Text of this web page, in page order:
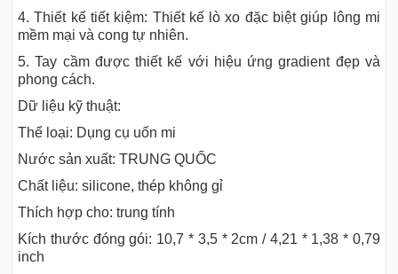
4. Thiết kế tiết kiệm: Thiết kế lò xo đặc biệt giúp lông mi
mềm mại và cong tự nhiên.
5. Tay cầm được thiết kế với hiệu ứng gradient đẹp và
phong cách.
Dữ liệu kỹ thuật:
Thể loại: Dụng cụ uốn mi
Nước sản xuất: TRUNG QUỐC
Chất liệu: silicone, thép không gỉ
Thích hợp cho: trung tính
Kích thước đóng gói: 10,7 * 3,5 * 2cm / 4,21 * 1,38 * 0,79
inch